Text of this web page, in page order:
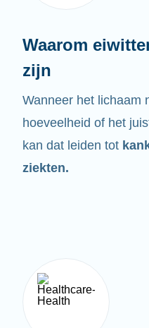
Waarom
zijn
Wanneer het lichaam
hoeveelheid of het
kan dat leiden tot
ziekten.